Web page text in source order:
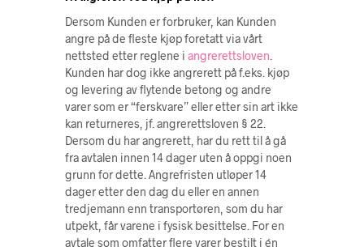
Dersom Kunden er forbruker, kan Kunden
angre på de fleste kjøp foretatt via vårt
nettsted etter reglene i angrerettsloven
Kunden har dog ikke angrerett på f.eks. kjøp
og levering av flytende betong og andre
varer som er “ferskvare” eller etter sin art ikke
kan returneres, jf. angrerettsloven § 22.
Dersom du har angrerett, har du rett til å gå
fra avtalen innen 14 dager uten å oppgi noen
grunn for dette. Angrefristen utløper 14
dager etter den dag du eller en annen
tredjemann enn transportøren, som du har
utpekt, får varene i fysisk besittelse. For en
avtale som omfatter flere varer bestilt i én